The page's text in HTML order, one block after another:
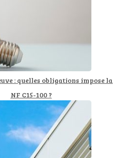
: quelles obligations impose la
NF C15-100 ?